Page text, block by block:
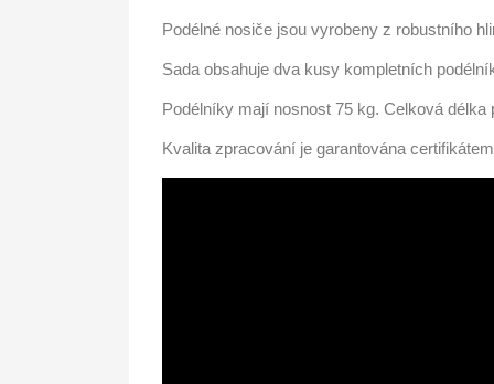
Podélné nosiče jsou vyrobeny z robustního
Sada obsahuje dva kusy kompletních
Podélníky mají nosnost 75 kg. Celková délka
Kvalita zpracování je garantována